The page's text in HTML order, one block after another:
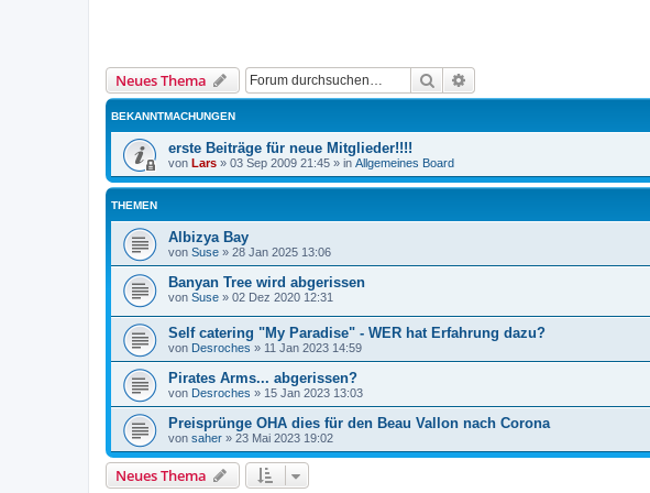
Neues Thema Suche
BEKANNTMACHUNGEN
erste Beiträge für neue Mitglieder!!!!
von Lars » 03 Sep 2009 21:45 » in Allgemeines Board
THEMEN
Albizya Bay
von Suse » 28 Jan 2025 13:06
Banyan Tree wird abgerissen
von Suse » 02 Dez 2020 12:31
Self catering "My Paradise" - WER hat Erfahrung dazu?
von Desroches » 11 Jan 2023 14:59
Pirates Arms... abgerissen?
von Desroches » 15 Jan 2023 13:03
Preisprünge OHA dies für den Beau Vallon nach Corona
von saher » 23 Mai 2023 19:02
Neues Thema